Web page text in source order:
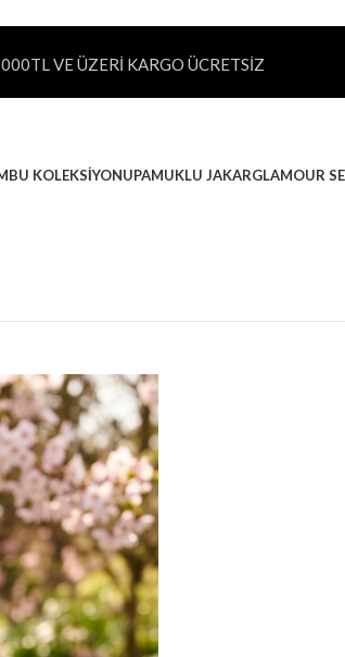
VE ÜZERİ KARGO ÜCRETSİZ
KOLEKSIYONUPAMUKLU JAKARGLAMOUR